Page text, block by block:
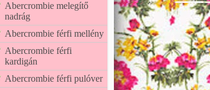
Abercrombie melegítő
nadrág
Abercrombie férfi mellény
Abercrombie férfi
kardigán
Abercrombie férfi pulóver